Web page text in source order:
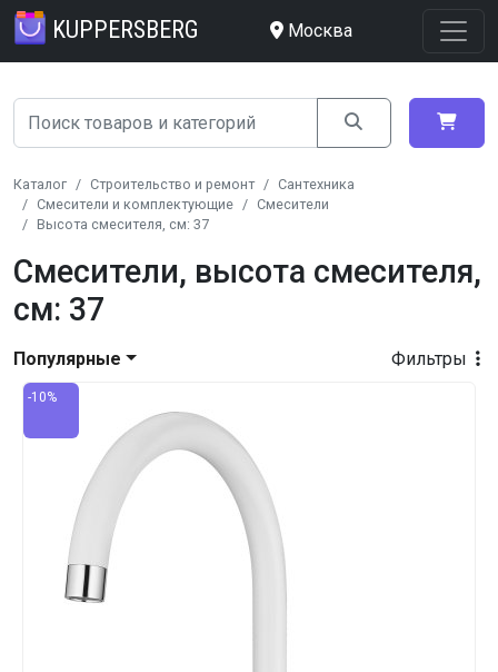
KUPPERSBERG Москва
Каталог Строительство и ремонт
Сантехника
Смесители и комплектующие
Смесители
Высота смесителя, см: 37
Смесители, высота смесителя,
см: 37
Фильтры
Популярные
-10%